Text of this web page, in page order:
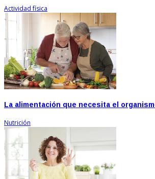
Actividad física
La alimentación que necesita el
Nutrición